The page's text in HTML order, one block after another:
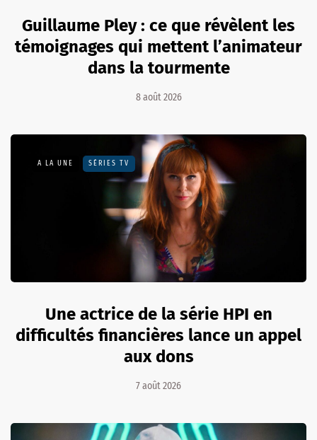
Guillaume Pley : ce que révèlent les
témoignages qui mettent l’animateur
dans la tourmente
8 août 2026
A LA UNE SÉRIES TV
Une actrice de la série HPI en
difficultés financières lance un appel
aux dons
7 août 2026